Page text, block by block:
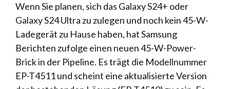
Wenn Sie planen, sich das Galaxy S24+ oder
Galaxy S24 Ultra zu zulegen und noch kein 45-W-
Ladegerät zu Hause haben, hat Samsung
Berichten zufolge einen neuen 45-W-Power-
Brick in der Pipeline. Es trägt die Modellnummer
EP-T4511 und scheint eine aktualisierte Version